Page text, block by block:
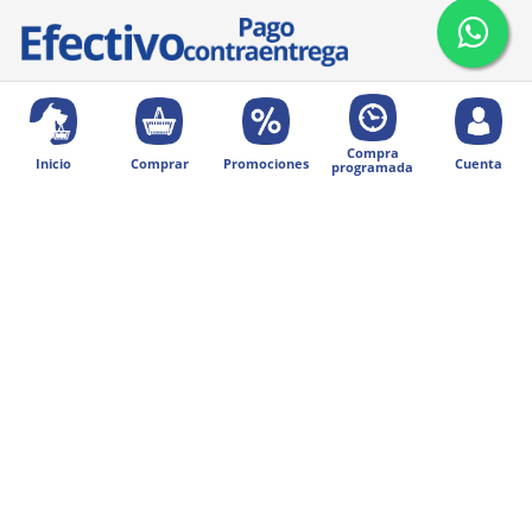
Inicio Comprar Promociones
Compra
programada
Cuenta